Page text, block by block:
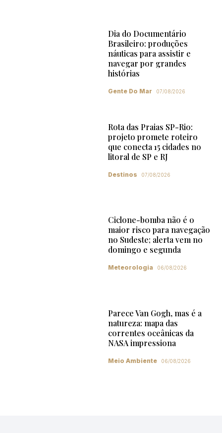
Dia do Documentário
Brasileiro: produções
náuticas para assistir e
navegar por grandes
histórias
Gente Do Mar 07/08/2026
Rota das Praias SP-Rio:
projeto promete roteiro
que conecta 15 cidades no
litoral de SP e RJ
Destinos 07/08/2026
Ciclone-bomba não é o
maior risco para navegação
no Sudeste; alerta vem no
domingo e segunda
Meteorologia 06/08/2026
Parece Van Gogh, mas é a
natureza: mapa das
correntes oceânicas da
NASA impressiona
Meio Ambiente 06/08/2026